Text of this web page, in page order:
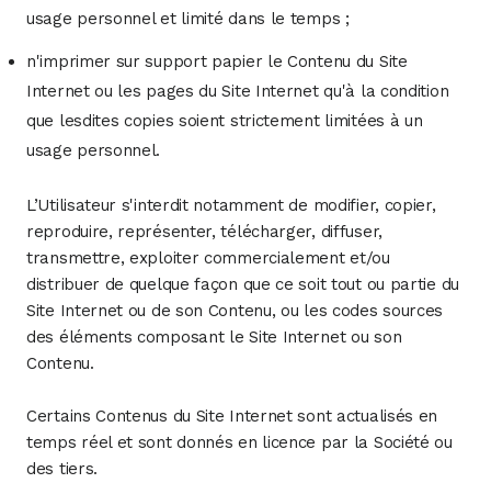
usage personnel et limité dans le temps ;
n'imprimer sur support papier le Contenu du Site
Internet ou les pages du Site Internet qu'à la condition
que lesdites copies soient strictement limitées à un
usage personnel.
L’Utilisateur s'interdit notamment de modifier, copier,
reproduire, représenter, télécharger, diffuser,
transmettre, exploiter commercialement et/ou
distribuer de quelque façon que ce soit tout ou partie du
Site Internet ou de son Contenu, ou les codes sources
des éléments composant le Site Internet ou son
Contenu.
Certains Contenus du Site Internet sont actualisés en
temps réel et sont donnés en licence par la Société ou
des tiers.